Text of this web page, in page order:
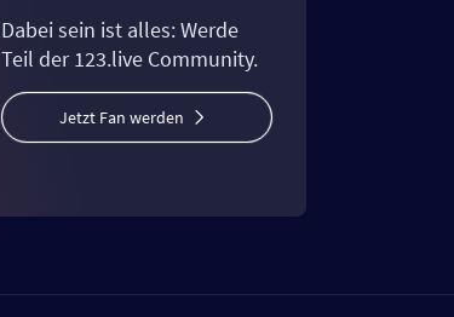
Dabei sein ist alles: Werde
Teil der 123.live Community.
Jetzt Fan werden